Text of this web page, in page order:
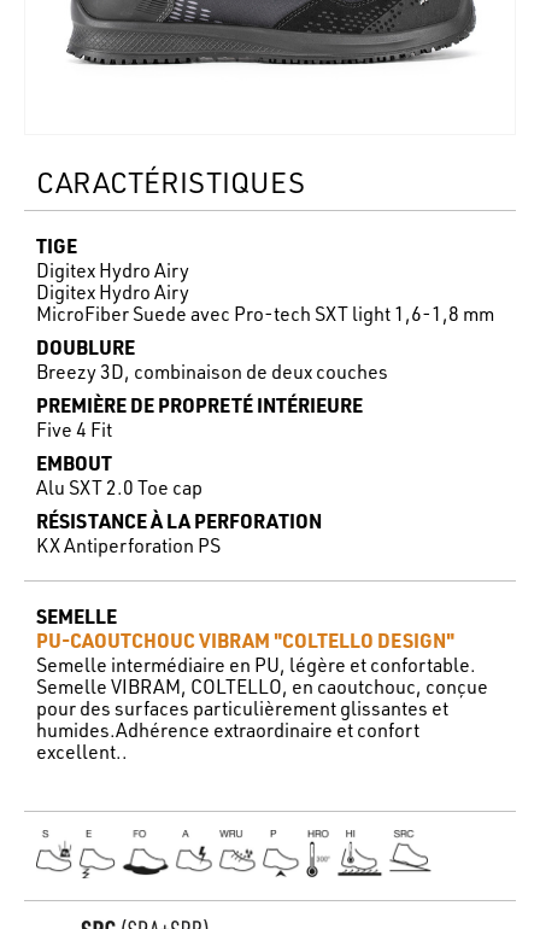
CARACTÉRISTIQUES
TIGE
Digitex Hydro Airy
Digitex Hydro Airy
MicroFiber Suede avec Pro-tech SXT light 1,6-1,8 mm
DOUBLURE
Breezy 3D, combinaison de deux couches
PREMIÈRE DE PROPRETÉ INTÉRIEURE
Five 4 Fit
EMBOUT
Alu SXT 2.0 Toe cap
RÉSISTANCE À LA PERFORATION
KX Antiperforation PS
SEMELLE
PU-CAOUTCHOUC VIBRAM "COLTELLO DESIGN"
Semelle intermédiaire en PU, légère et confortable.
Semelle VIBRAM, COLTELLO, en caoutchouc, conçue
pour des surfaces particulièrement glissantes et
humides.Adhérence extraordinaire et confort
excellent..